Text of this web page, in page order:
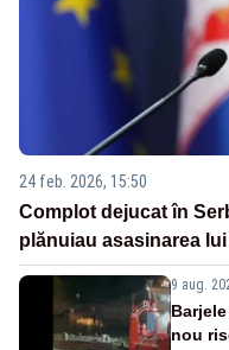
24 feb. 2026, 15:50
Complot dejucat în
plănuiau asasinarea
9 aug.
nou